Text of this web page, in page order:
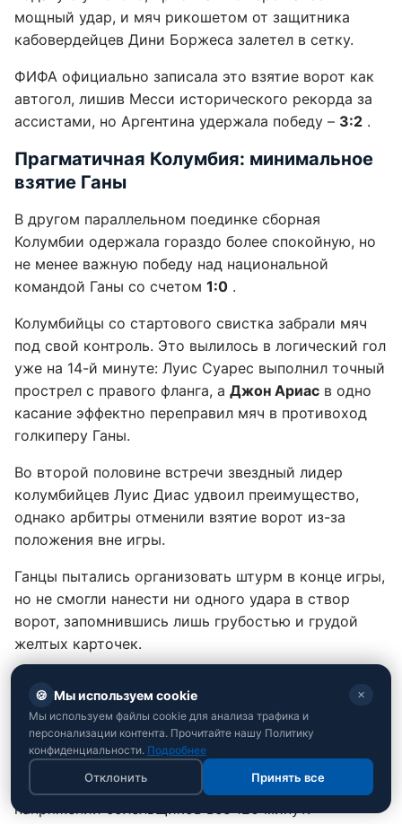
мощный удар, и мяч рикошетом от защитника
кабовердейцев Дини Боржеса залетел в сетку.
ФИФА официально записала это взятие ворот как
автогол, лишив Месси исторического рекорда за
ассистами, но Аргентина удержала победу – 3:2 .
Прагматичная Колумбия: минимальное
взятие Ганы
В другом параллельном поединке сборная
Колумбии одержала гораздо более спокойную, но
не менее важную победу над национальной
командой Ганы со счетом 1:0 .
Колумбийцы со стартового свистка забрали мяч
под свой контроль. Это вылилось в логический гол
уже на 14-й минуте: Луис Суарес выполнил точный
прострел с правого фланга, а Джон Ариас в одно
касание эффектно переправил мяч в противоход
голкиперу Ганы.
Во второй половине встречи звездный лидер
колумбийцев Луис Диас удвоил преимущество,
однако арбитры отменили взятие ворот из-за
положения вне игры.
Ганцы пытались организовать штурм в конце игры,
но не смогли нанести ни одного удара в створ
ворот, запомнившись лишь грубостью и грудой
желтых карточек.
идет дальше через серию пенальти
Настоящую сенсацию подарили сборные Египта и
Австралии, впервые в истории встретившиеся в
официальном поединке. Матч держал в
напряжении болельщиков все 120 минут.
🍪 Мы используем cookie ✕
Мы используем файлы cookie для анализа трафика и
персонализации контента. Прочитайте нашу Политику
конфиденциальности. Подробнее
Отклонить Принять все